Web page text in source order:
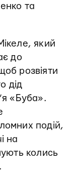
та
який
до
розвіяти
дід
«Буба».
подій,
на
колись